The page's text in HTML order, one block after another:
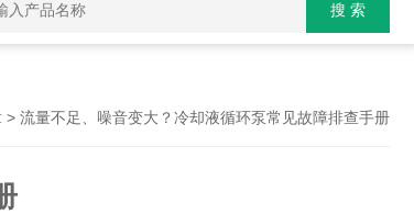
> 流量不足、噪音变大？冷却液循环泵常见故障排查手册